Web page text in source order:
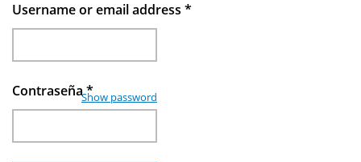
Username or email address *
Contraseña*
Show password